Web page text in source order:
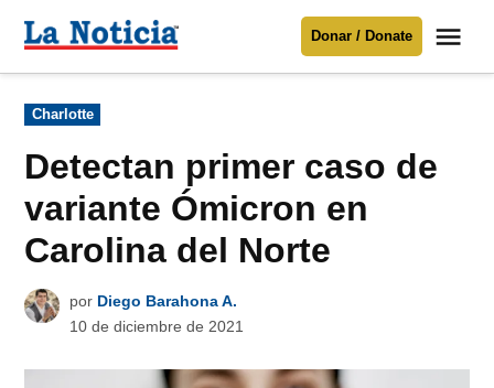
Para mantenerte informado necesitamos
Donar
contenido
Noticia
Donar / Donate
Publicado
en
Charlotte
Detectan primer caso de
variante Ómicron en
Carolina del Norte
por Diego Barahona A.
10 de diciembre de 2021